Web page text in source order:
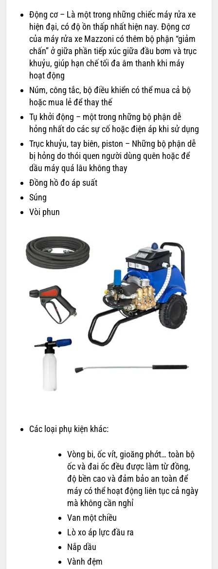
Động cơ – Là một trong những chiếc máy rửa xe
hiện đại, có độ ồn thấp nhất hiện nay. Động cơ
của máy rửa xe Mazzoni có thêm bộ phận “giảm
chấn” ở giữa phần tiếp xúc giữa đầu bơm và trục
khuỷu, giúp hạn chế tối đa âm thanh khi máy
hoạt động
Núm, công tắc, bộ điều khiển có thể mua cả bộ
hoặc mua lẻ để thay thế
Tụ khởi động – một trong những bộ phận dễ
hỏng nhất do các sự cố hoặc điện áp khi sử dụng
Trục khuỷu, tay biên, piston – Những bộ phận dễ
bị hỏng do thói quen người dùng quên hoặc để
dầu máy quá lâu không thay
Đồng hồ đo áp suất
Súng
Vòi phun
Các loại phụ kiện khác:
Vòng bi, ốc vít, gioăng phớt… toàn bộ
ốc và đai ốc đều được làm từ đồng,
độ bền cao và đảm bảo an toàn để
máy có thể hoạt động liên tục cả ngày
mà không cần nghỉ
Van một chiều
Lò xo áp lực đầu ra
Nắp dầu
Vành đệm